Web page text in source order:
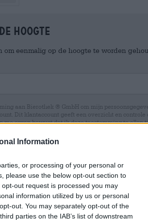
Information
or processing of your personal or
please use the below opt-out section to
out request is processed you may
information utilized by us or personal
out. You may separately opt-out of the
parties on the IAB’s list of downstream
hoogte
om eenmalig op de hoogte te worden
aan Bierothek ® GmbH om mijn
Dit klantaccount geeft een overzicht en
me ervan bewust dat ik deze toestemming te allen
te sturen naar shop@bierothek.de. Wij informeren
op de rechtmatigheid van de verwerking die op
intrekking. Meer informatie vindt u in onze
data
BTW. PlusScheepvaart plusDeponeren